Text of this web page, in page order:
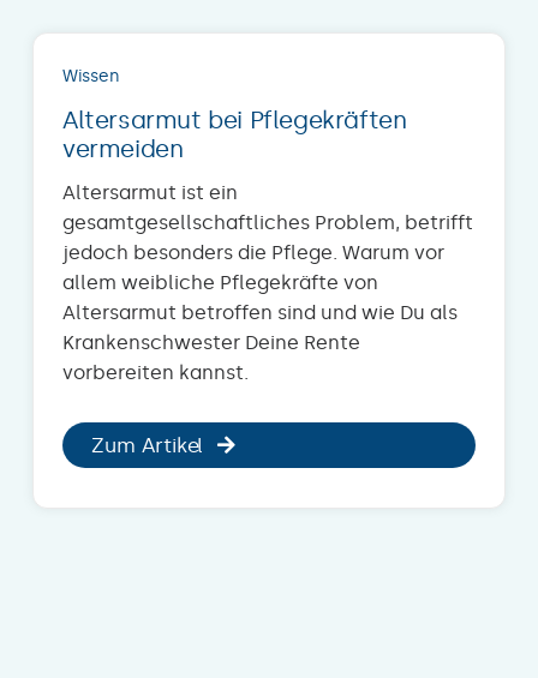
Wissen
Altersarmut bei Pflegekräften
vermeiden
Altersarmut ist ein
gesamtgesellschaftliches Problem, betrifft
jedoch besonders die Pflege. Warum vor
allem weibliche Pflegekräfte von
Altersarmut betroffen sind und wie Du als
Krankenschwester Deine Rente
vorbereiten kannst.
Zum Artikel